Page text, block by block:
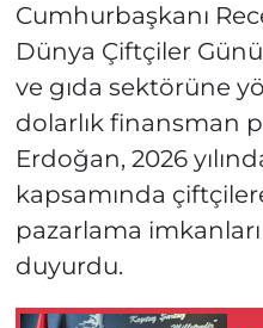
Cumhurbaşkanı
Dünya Çiftçiler
ve gıda sektörüne
dolarlık finansman
Erdoğan, 2026
kapsamında
pazarlama imkanları
duyurdu.